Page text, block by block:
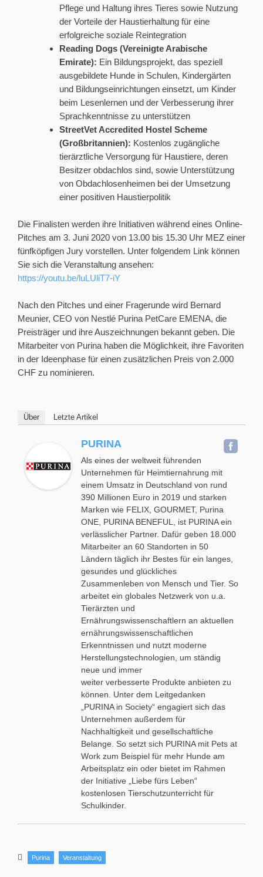
Pflege und Haltung ihres Tieres sowie Nutzung
der Vorteile der Haustierhaltung für eine
erfolgreiche soziale Reintegration
Reading Dogs (Vereinigte Arabische
Emirate): Ein Bildungsprojekt, das speziell
ausgebildete Hunde in Schulen, Kindergärten
und Bildungseinrichtungen einsetzt, um Kinder
beim Lesenlernen und der Verbesserung ihrer
Sprachkenntnisse zu unterstützen
StreetVet Accredited Hostel Scheme
(Großbritannien): Kostenlos zugängliche
tierärztliche Versorgung für Haustiere, deren
Besitzer obdachlos sind, sowie Unterstützung
von Obdachlosenheimen bei der Umsetzung
einer positiven Haustierpolitik
Die Finalisten werden ihre Initiativen während eines Online-
Pitches am 3. Juni 2020 von 13.00 bis 15.30 Uhr MEZ einer
fünfköpfigen Jury vorstellen. Unter folgendem Link können
Sie sich die Veranstaltung ansehen:
https://youtu.be/luLUliT7-iY
Nach den Pitches und einer Fragerunde wird Bernard
Meunier, CEO von Nestlé Purina PetCare EMENA, die
Preisträger und ihre Auszeichnungen bekannt geben. Die
Mitarbeiter von Purina haben die Möglichkeit, ihre Favoriten
in der Ideenphase für einen zusätzlichen Preis von 2.000
CHF zu nominieren.
Über Letzte Artikel
PURINA
Als eines der weltweit führenden
Unternehmen für Heimtiernahrung mit
einem Umsatz in Deutschland von rund
390 Millionen Euro in 2019 und starken
Marken wie FELIX, GOURMET, Purina
ONE, PURINA BENEFUL, ist PURINA ein
verlässlicher Partner. Dafür geben 18.000
Mitarbeiter an 60 Standorten in 50
Ländern täglich ihr Bestes für ein langes,
gesundes und glückliches
Zusammenleben von Mensch und Tier. So
arbeitet ein globales Netzwerk von u.a.
Tierärzten und
Ernährungswissenschaftlern an aktuellen
ernährungswissenschaftlichen
Erkenntnissen und nutzt moderne
Herstellungstechnologien, um ständig
neue und immer
weiter verbesserte Produkte anbieten zu
können. Unter dem Leitgedanken
„PURINA in Society“ engagiert sich das
Unternehmen außerdem für
Nachhaltigkeit und gesellschaftliche
Belange. So setzt sich PURINA mit Pets at
Work zum Beispiel für mehr Hunde am
Arbeitsplatz ein oder bietet im Rahmen
der Initiative „Liebe fürs Leben“
kostenlosen Tierschutzunterricht für
Schulkinder.
Purina Veranstaltung